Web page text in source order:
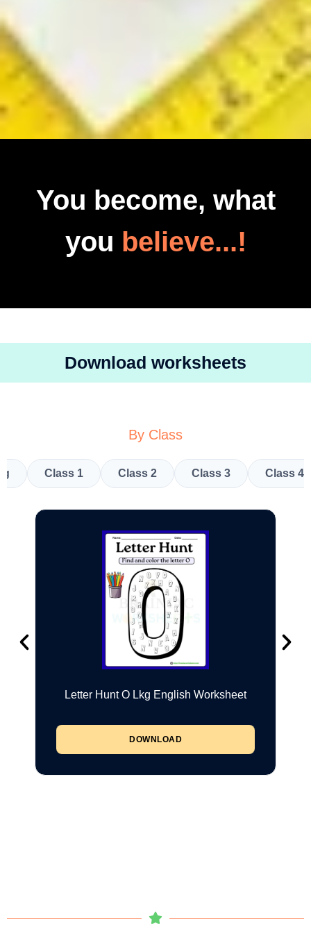
You become, what
you believe...!
Download worksheets
By Class
Class 1 Class 2 Class 3 Class 4
Letter Hunt O Lkg English Worksheet
DOWNLOAD